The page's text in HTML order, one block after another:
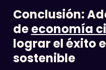
Conclusión:
deeconomía
lograr el éxito
sostenible